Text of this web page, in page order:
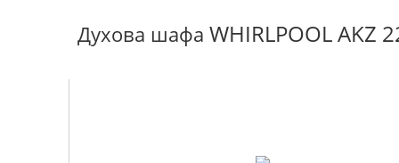
Духова шафа WHIRLPOOL AKZ